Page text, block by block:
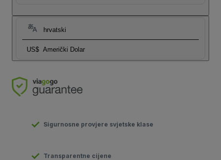
hrvatski
US$ Američki Dolar
Sigurnosne provjere svjetske klase
Transparentne cijene